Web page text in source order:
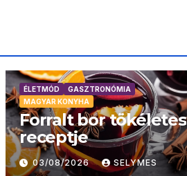
ÉLETMÓD
GASZTRONÓMIA
MAGYAR KONYHA
Forralt bor tökéletes
receptje
03/08/2026 SELYMES